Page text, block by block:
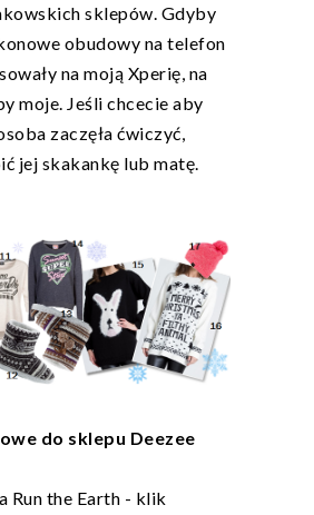
sklepów. Gdyby
obudowy na telefon
na moją Xperię, na
moje. Jeśli chcecie aby
zaczęła ćwiczyć,
jej skakankę lub matę.
do sklepu Deezee
Run the Earth - klik